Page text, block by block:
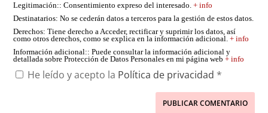
Legitimación:: Consentimiento expreso del interesado.+ info
Destinatarios: No se cederán datos a terceros para la gestión de estos datos.
Derechos: Tiene derecho a Acceder, rectificar y suprimir los datos, así
como otros derechos, como se explica en la información adicional.+ info
Información adicional:: Puede consultar la información adicional y
detallada sobre Protección de Datos Personales en mi página web+ info
He leído y acepto la Política de privacidad *